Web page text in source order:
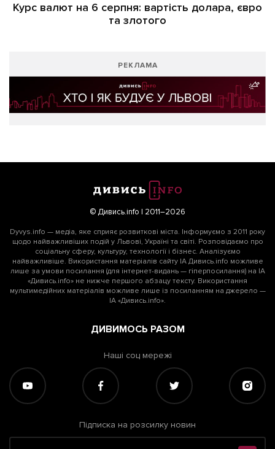
Курс валют на 6 серпня: вартість долара, євро
та злотого
РЕКЛАМА
© Дивись.info | 2011–2026
Dyvys.info — медіа, яке сприяє розвиткові міста. Інформуємо з 2011 року
щодо найважливіших подій у Львові, Україні та світі. Розповідаємо про
соціальну сферу, культуру, технології і бізнес. Аналізуємо
найважливіше. Використання матеріалів сайту ІА Дивись.info можливе
лише за умови посилання (для інтернет-видань — гіперпосилання) на ІА
«Дивись.info» не нижче першого абзацу тексту. Використання
мультимедійних матеріалів можливе лише із посиланням на джерело —
ІА «Дивись.info».
ДИВИМОСЬ РАЗОМ
Наші соц мережі
Підписка на розсилку новин